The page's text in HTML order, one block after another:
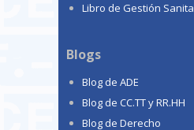
Libro de Gestión
Blogs
Blog de ADE
Blog de CC.TT y RR.HH
Blog de Derecho